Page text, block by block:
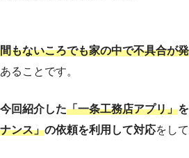
もないころでも家の中で不具合が発
ることです。
今回紹介した「一条工務店アプリ」を
ンス」の依頼を利用して対応をして